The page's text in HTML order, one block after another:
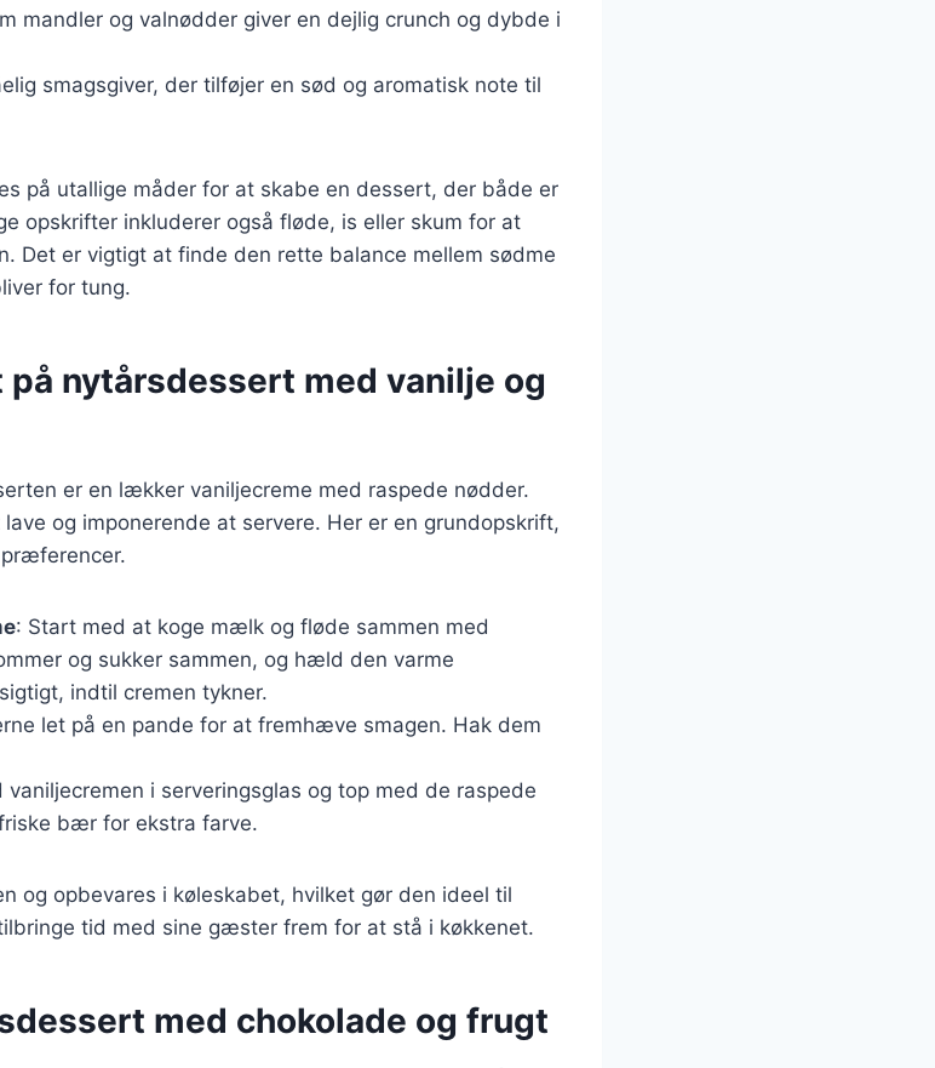
mandler og valnødder giver en dejlig crunch og dybde i
smagsgiver, der tilføjer en sød og aromatisk note til
på utallige måder for at skabe en dessert, der både er
opskrifter inkluderer også fløde, is eller skum for at
Det er vigtigt at finde den rette balance mellem sødme
for tung.
nytårsdessert med vanilje og
er en lækker vaniljecreme med raspede nødder.
og imponerende at servere. Her er en grundopskrift,
: Start med at koge mælk og fløde sammen med
og sukker sammen, og hæld den varme
indtil cremen tykner.
let på en pande for at fremhæve smagen. Hak dem
i serveringsglas og top med de raspede
bær for ekstra farve.
og opbevares i køleskabet, hvilket gør den ideel til
tid med sine gæster frem for at stå i køkkenet.
med chokolade og frugt